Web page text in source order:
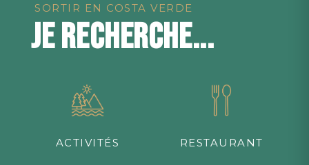
SORTIR EN COSTA VERDE
JE RECHERCHE...
ACTIVITÉS RESTAURANT